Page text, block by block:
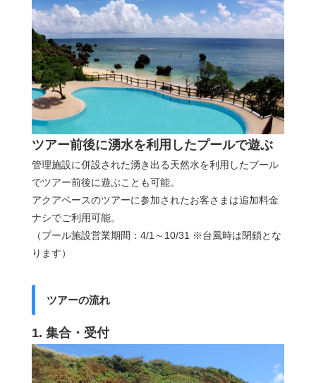
ツアー前後に湧水を利用したプールで遊ぶ
管理施設に併設された湧き出る天然水を利用したプール
でツアー前後に遊ぶことも可能。
アクアベースのツアーに参加されたお客さまは追加料金
ナシでご利用可能。
（プール施設営業期間：4/1～10/31 ※台風時は閉鎖とな
ります）
ツアーの流れ
1. 集合・受付